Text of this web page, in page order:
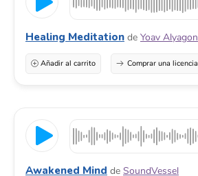
Healing Meditation de Yoav Alyagon
Añadir al carrito Comprar una licencia
Awakened Mind de SoundVessel